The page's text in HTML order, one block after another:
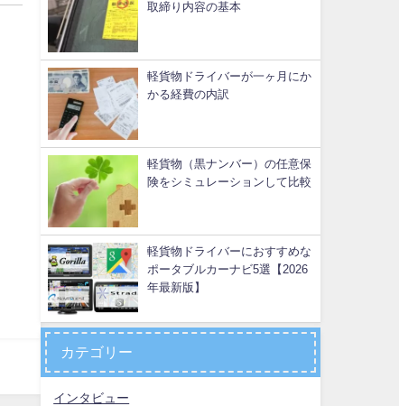
取締り内容の基本
軽貨物ドライバーが一ヶ月にか
かる経費の内訳
軽貨物（黒ナンバー）の任意保
険をシミュレーションして比較
軽貨物ドライバーにおすすめな
ポータブルカーナビ5選【2026
年最新版】
カテゴリー
インタビュー